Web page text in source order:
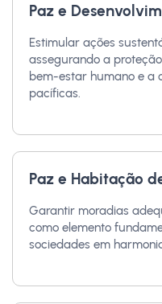
Paz e
Estimular ações
assegurando a
bem-estar humano e a
pacíficas.
Paz e Habitação
Garantir moradias
como elemento
sociedades em